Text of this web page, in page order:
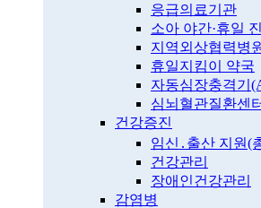
응급의료기관
소아 야간·휴일
지역외상협력병
휴일지킴이 약국
자동심장충격기
심뇌혈관질환센
건강증진
임신․출산 지원(
건강관리
장애인건강관리
감염병